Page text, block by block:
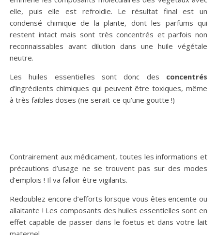
elle, puis elle est refroidie. Le résultat final est un
condensé chimique de la plante, dont les parfums qui
restent intact mais sont très concentrés et parfois non
reconnaissables avant dilution dans une huile végétale
neutre.
Les huiles essentielles sont donc des concentrés
d’ingrédients chimiques qui peuvent être toxiques, même
à très faibles doses (ne serait-ce qu’une goutte !)
Contrairement aux médicament, toutes les informations et
précautions d’usage ne se trouvent pas sur des modes
d’emplois ! Il va falloir être vigilants.
Redoublez encore d’efforts lorsque vous êtes enceinte ou
allaitante ! Les composants des huiles essentielles sont en
effet capable de passer dans le foetus et dans votre lait